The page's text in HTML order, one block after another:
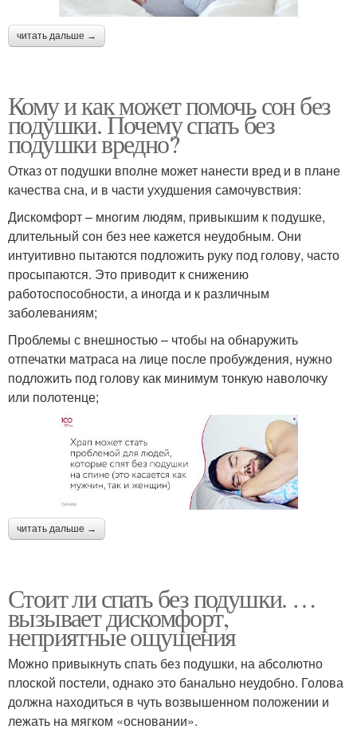
читать дальше →
Кому и как может помочь сон без
подушки. Почему спать без
подушки вредно?
Отказ от подушки вполне может нанести вред и в плане
качества сна, и в части ухудшения самочувствия:
Дискомфорт – многим людям, привыкшим к подушке,
длительный сон без нее кажется неудобным. Они
интуитивно пытаются подложить руку под голову, часто
просыпаются. Это приводит к снижению
работоспособности, а иногда и к различным
заболеваниям;
Проблемы с внешностью – чтобы на обнаружить
отпечатки матраса на лице после пробуждения, нужно
подложить под голову как минимум тонкую наволочку
или полотенце;
читать дальше →
Стоит ли спать без подушки. …
вызывает дискомфорт,
неприятные ощущения
Можно привыкнуть спать без подушки, на абсолютно
плоской постели, однако это банально неудобно. Голова
должна находиться в чуть возвышенном положении и
лежать на мягком «основании».